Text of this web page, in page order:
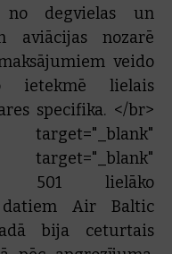
no degvielas un
aviācijas nozarē
veido
ietekmē lielais
specifika. </br>
target="_blank"
501 lielāko
datiem Air Baltic
bija ceturtais